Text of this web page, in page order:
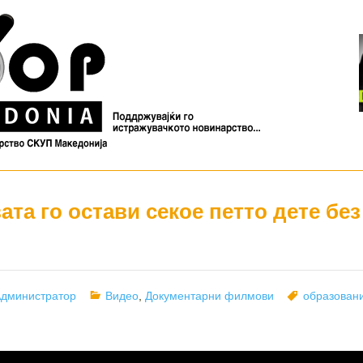
го остави секое петто дете без
Categories
Видео Документарни филмови Tags